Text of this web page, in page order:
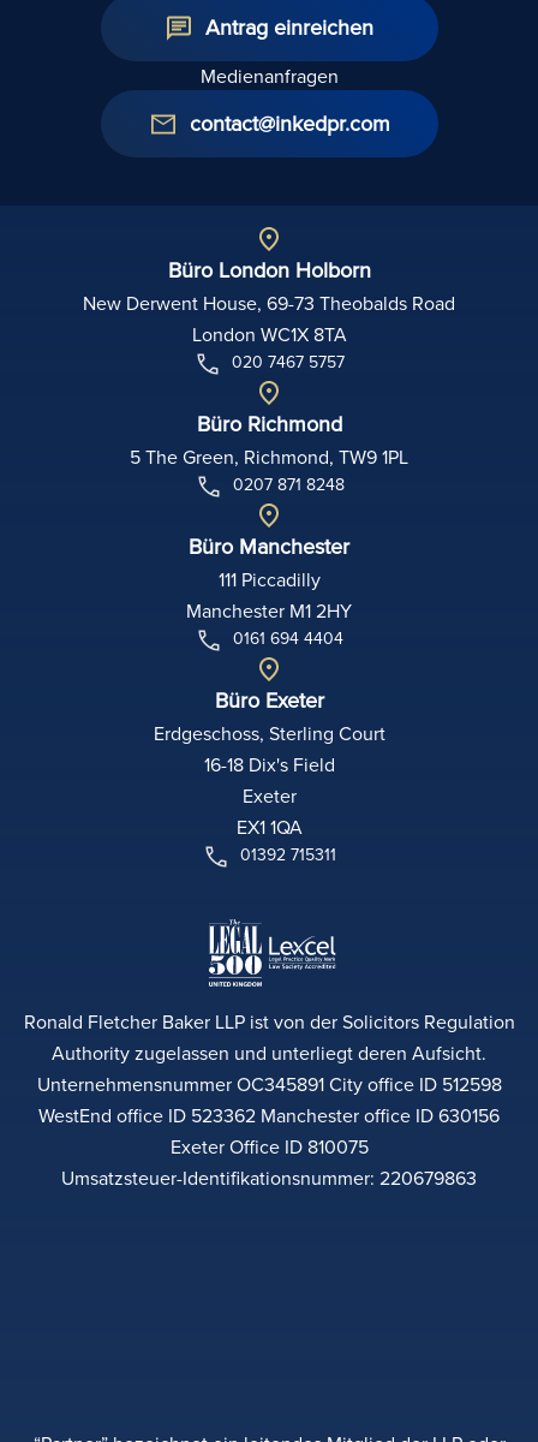
Antrag einreichen
Medienanfragen
contact@inkedpr.com
Büro London Holborn
New Derwent House, 69-73 Theobalds Road
London WC1X 8TA
020 7467 5757
Büro Richmond
5 The Green, Richmond, TW9 1PL
0207 871 8248
Büro Manchester
111 Piccadilly
Manchester M1 2HY
0161 694 4404
Büro Exeter
Erdgeschoss, Sterling Court
16-18 Dix's Field
Exeter
EX1 1QA
01392 715311
Ronald Fletcher Baker LLP ist von der Solicitors Regulation
Authority zugelassen und unterliegt deren Aufsicht.
Unternehmensnummer OC345891 City office ID 512598
WestEnd office ID 523362 Manchester office ID 630156
Exeter Office ID 810075
Umsatzsteuer-Identifikationsnummer: 220679863